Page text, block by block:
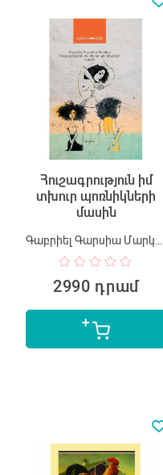
Հուշագրություն իմ
տխուր պոռնիկների
մասին
Գաբրիել Գարսիա Մարկես
2990 դրամ